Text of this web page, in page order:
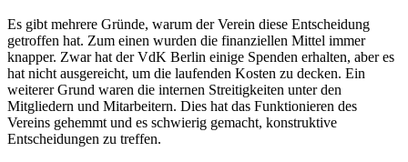
Es gibt mehrere Gründe, warum der Verein diese Entscheidung
getroffen hat. Zum einen wurden die finanziellen Mittel immer
knapper. Zwar hat der VdK Berlin einige Spenden erhalten, aber es
hat nicht ausgereicht, um die laufenden Kosten zu decken. Ein
weiterer Grund waren die internen Streitigkeiten unter den
Mitgliedern und Mitarbeitern. Dies hat das Funktionieren des
Vereins gehemmt und es schwierig gemacht, konstruktive
Entscheidungen zu treffen.